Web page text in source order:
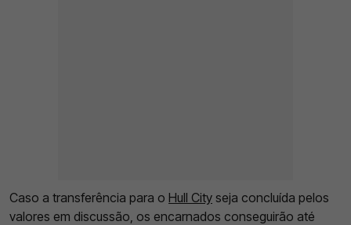
Caso a transferência para o Hull City seja concluída pelos
valores em discussão, os encarnados conseguirão até